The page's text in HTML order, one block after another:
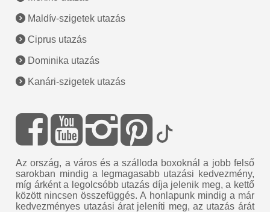
Maldív-szigetek utazás
Ciprus utazás
Dominika utazás
Kanári-szigetek utazás
Az ország, a város és a szálloda boxoknál a jobb felső
sarokban mindig a legmagasabb utazási kedvezmény,
míg árként a legolcsóbb utazás díja jelenik meg, a kettő
között nincsen összefüggés. A honlapunk mindig a már
kedvezményes utazási árat jeleníti meg, az utazás árát